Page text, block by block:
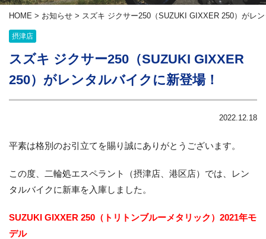
HOME > お知らせ > スズキ ジクサー250（SUZUKI GIXXER 250）がレ
摂津店
スズキ ジクサー250（SUZUKI GIXXER
250）がレンタルバイクに新登場！
2022.12.18
平素は格別のお引立てを賜り誠にありがとうございます。
この度、二輪処エスペラント（摂津店、港区店）では、レン
タルバイクに新車を入庫しました。
SUZUKI GIXXER 250（トリトンブルーメタリック）2021年モ
デル
お知らせ
English Site